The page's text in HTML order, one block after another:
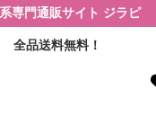
専門通販サイト ジラピ
全品送料無料！